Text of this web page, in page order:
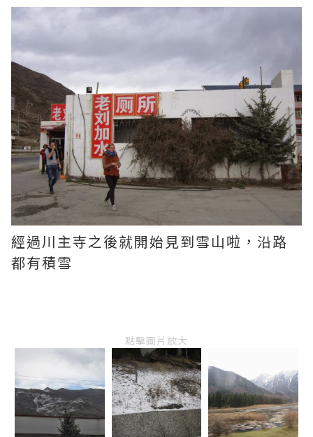
經過川主寺之後就開始見到雪山啦，沿路
都有積雪
點擊圖片放大